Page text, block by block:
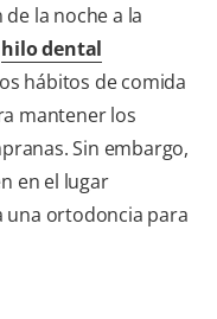
la noche a la
hilo dental
hábitos de comida
mantener los
Sin embargo,
en el lugar
una ortodoncia para